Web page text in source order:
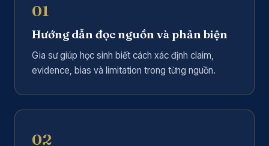
01
Hướng dẫn đọc nguồn và phản biện
Gia sư giúp học sinh biết cách xác định claim,
evidence, bias và limitation trong từng nguồn.
02